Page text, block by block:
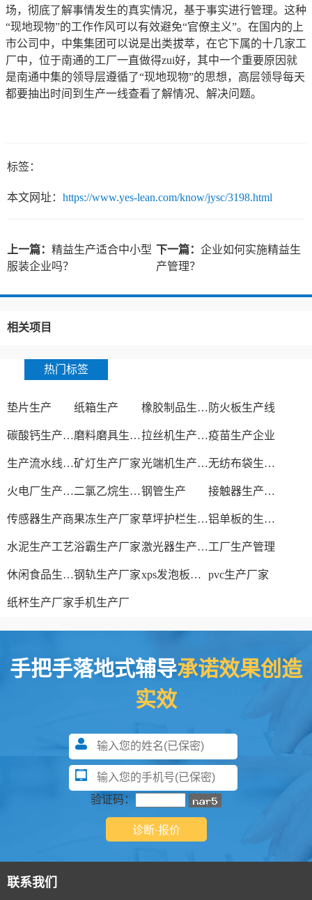
场，彻底了解事情发生的真实情况，基于事实进行管理。这种
“现地现物”的工作作风可以有效避免“官僚主义”。在国内的上
市公司中，中集集团可以说是出类拔萃，在它下属的十几家工
厂中，位于南通的工厂一直做得zui好，其中一个重要原因就
是南通中集的领导层遵循了“现地现物”的思想，高层领导每天
都要抽出时间到生产一线查看了解情况、解决问题。
标签：
本文网址： https://www.yes-lean.com/know/jysc/3198.html
上一篇： 精益生产适合中小型
服装企业吗？
下一篇： 企业如何实施精益生
产管理？
相关项目
热门标签
垫片生产 纸箱生产 橡胶制品生产厂 防火板生产线
碳酸钙生产设备 磨料磨具生产厂家 拉丝机生产厂家疫苗生产企业
生产流水线设备矿灯生产厂家 光端机生产厂家 无纺布袋生产厂家
火电厂生产过程 二氯乙烷生产厂家钢管生产 接触器生产厂家
传感器生产商果冻生产厂家 草坪护栏生产厂家 铝单板的生产厂家
水泥生产工艺浴霸生产厂家 激光器生产厂家工厂生产管理
休闲食品生产线钢轨生产厂家 xps发泡板材生产线 pvc生产厂家
纸杯生产厂家手机生产厂
手把手落地式辅导承诺效果创造
实效
验证码：
联系我们